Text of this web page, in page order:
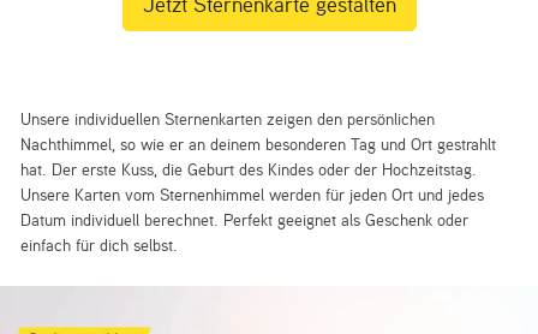
Unsere individuellen Sternenkarten zeigen den persönlichen
Nachthimmel, so wie er an deinem besonderen Tag und Ort gestrahlt
hat. Der erste Kuss, die Geburt des Kindes oder der Hochzeitstag.
Unsere Karten vom Sternenhimmel werden für jeden Ort und jedes
Datum individuell berechnet. Perfekt geeignet als Geschenk oder
einfach für dich selbst.